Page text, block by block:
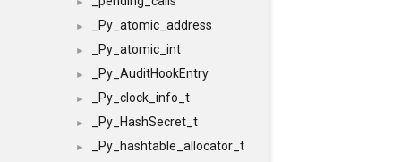
► _Py_atomic_address
► _Py_atomic_int
► _Py_AuditHookEntry
► _Py_clock_info_t
► _Py_HashSecret_t
► _Py_hashtable_allocator_t